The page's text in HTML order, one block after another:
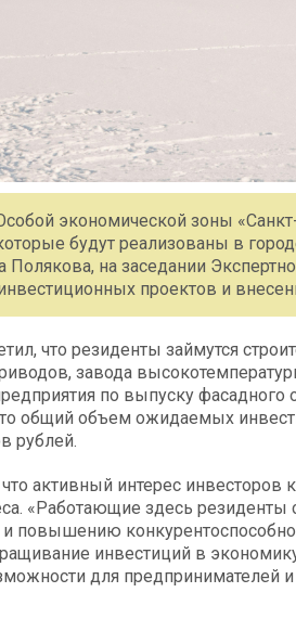
экономической зоны
будут реализованы в
Полякова, на заседании
проектов и
что резиденты займутся
завода
по выпуску фасадного
общий объем ожидаемых
рублей.
активный интерес
«Работающие здесь
повышению
инвестиций в
для предпринимателей